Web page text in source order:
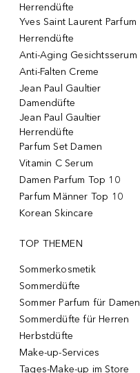
Herrendüfte
Yves Saint Laurent Parfum
Herrendüfte
Anti-Aging Gesichtsserum
Anti-Falten Creme
Jean Paul Gaultier
Damendüfte
Jean Paul Gaultier
Herrendüfte
Parfum Set Damen
Vitamin C Serum
Damen Parfum Top 10
Parfum Männer Top 10
Korean Skincare
TOP THEMEN
Sommerkosmetik
Sommerdüfte
Sommer Parfum für Damen
Sommerdüfte für Herren
Herbstdüfte
Make-up-Services
Tages-Make-up im Store